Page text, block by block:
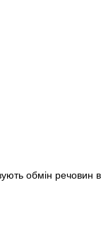
обмін речовин